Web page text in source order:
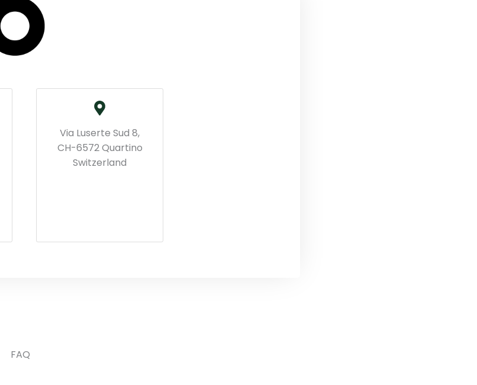
Via Luserte Sud 8,
CH-6572 Quartino
Switzerland
FAQ